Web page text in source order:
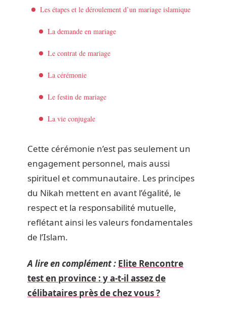
Les étapes et le déroulement d’un mariage islamique
La demande en mariage
Le contrat de mariage
La cérémonie
Le festin de mariage
La vie conjugale
Cette cérémonie n’est pas seulement un
engagement personnel, mais aussi
spirituel et communautaire. Les principes
du Nikah mettent en avant l’égalité, le
respect et la responsabilité mutuelle,
reflétant ainsi les valeurs fondamentales
de l’Islam.
A lire en complément : Elite Rencontre
test en province : y a-t-il assez de
célibataires près de chez vous ?